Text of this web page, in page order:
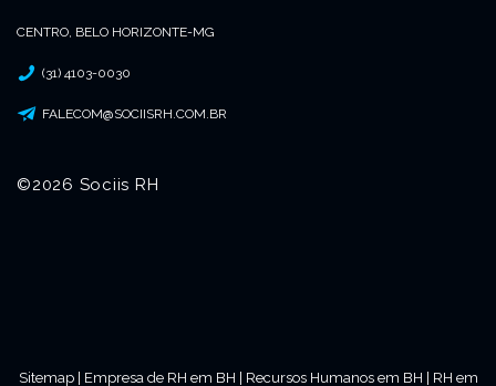
CENTRO, BELO HORIZONTE-MG
(31) 4103-0030
FALECOM@SOCIISRH.COM.BR
©2026 Sociis RH
Sitemap| Empresa de RH em BH Recursos Humanos em BH RH em